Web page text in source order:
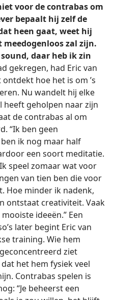
voor de contrabas om
bepaalt hij zelf de
heen gaat, weet hij
zal zijn.
daar heb ik zin
gekregen, had Eric van
hoe het is om ’s
Nu wandelt hij elke
heeft geholpen naar zijn
de contrabas al om
“Ik ben geen
ik nog maar half
een soort meditatie.
speel zomaar wat voor
van tien ben die voor
Hoe minder ik nadenk,
ontstaat creativiteit. Vaak
ideeën.” Een
later begint Eric van
training. Wie hem
ziet
het hem fysiek veel
Contrabas spelen is
“Je beheerst een